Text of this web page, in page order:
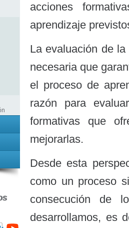
acciones
aprendizaje
La evaluación de
necesaria que
el proceso de
razón para
formativas que
mejorarlas.
Desde esta
como un proceso
consecución de
desarrollamos, es